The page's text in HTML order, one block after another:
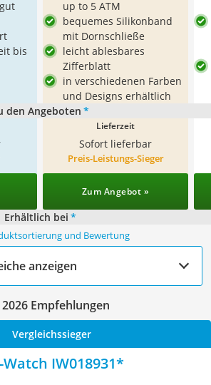
bis
up to 5 ATM
bequemes Silikonband
mit Dornschließe
leicht ablesbares
Zifferblatt
in verschiedenen Farben
und Designs erhältlich
den Angeboten *
Lieferzeit
Sofort lieferbar
Preis-Leistungs-Sieger
Zum Angebot »
Erhältlich bei *
und Bewertung
anzeigen
Empfehlungen
Vergleichssieger
Watch IW018931